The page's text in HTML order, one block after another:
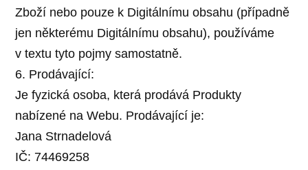
Zboží nebo pouze k Digitálnímu obsahu (případně
jen některému Digitálnímu obsahu), používáme
v textu tyto pojmy samostatně.
6. Prodávající:
Je fyzická osoba, která prodává Produkty
nabízené na Webu. Prodávající je:
Jana Strnadelová
IČ: 74469258